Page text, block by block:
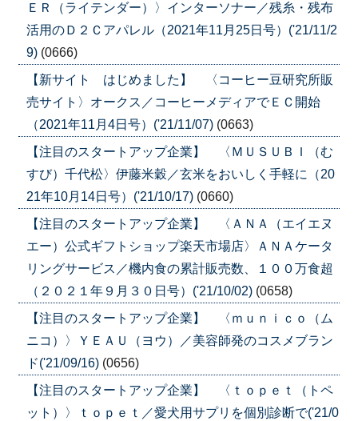
ＥＲ（ライテンダー）〉インターソナー／残糸・残布
活用のＤ２Ｃアパレル（2021年11月25日号）('21/11/2
9) (0666)
【新サイト はじめました】 〈コーヒー豆研究所販
売サイト〉オークス／コーヒーメディアでＥＣ開始
（2021年11月4日号）('21/11/07) (0663)
【注目のスタートアップ企業】 〈ＭＵＳＵＢＩ（む
すび）千代松〉伊藤米穀／玄米をおいしく手軽に（20
21年10月14日号）('21/10/17) (0660)
【注目のスタートアップ企業】 〈ＡＮＡ（エイエヌ
エー）公式ギフトショップ楽天市場店〉ＡＮＡケータ
リングサービス／機内食の累計販売数、１００万食超
（２０２１年９月３０日号）('21/10/02) (0658)
【注目のスタートアップ企業】 〈ｍｕｎｉｃｏ（ム
ニコ）〉ＹＥＡＵ（ヨウ）／美容師発のコスメブラン
ド('21/09/16) (0656)
【注目のスタートアップ企業】 〈ｔｏｐｅｔ（トペ
ット）〉ｔｏｐｅｔ／愛犬用サプリを個別診断で('21/0